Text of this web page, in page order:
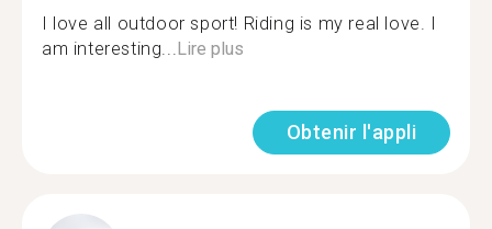
I love all outdoor sport! Riding is my real love. I
am interesting...Lire plus
Obtenir l'appli